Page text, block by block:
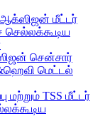
மீட்டர்
செல்லக்கூடிய
சென்சார்
மெட்டல்
மற்றும் TSS மீட்டர்